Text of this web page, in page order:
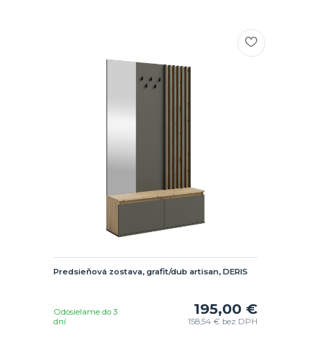
Predsieňová zostava, grafit/dub artisan, DERIS
195,00 €
158,54 € bez DPH
Odosielame do 3
dní